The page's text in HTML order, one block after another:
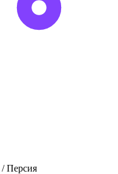
/ Персия